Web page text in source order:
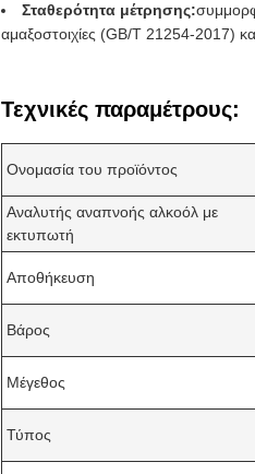
Σταθερότητα μέτρησης:
αμαξοστοιχίες (GB/T 21254-2017)
Τεχνικές παραμέτρους:
Ονομασία του προϊόντος
Αναλυτής αναπνοής αλκοόλ με
εκτυπωτή
Αποθήκευση
Βάρος
Μέγεθος
Τύπος